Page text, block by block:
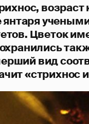
Цветок
вид
«стрихнос